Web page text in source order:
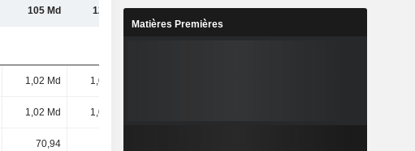
105 Md 121 Md 140 Md 154 Md
1,02 Md 1,02 Md
1,02 Md 1,02 Md
70,94
Matières Premières